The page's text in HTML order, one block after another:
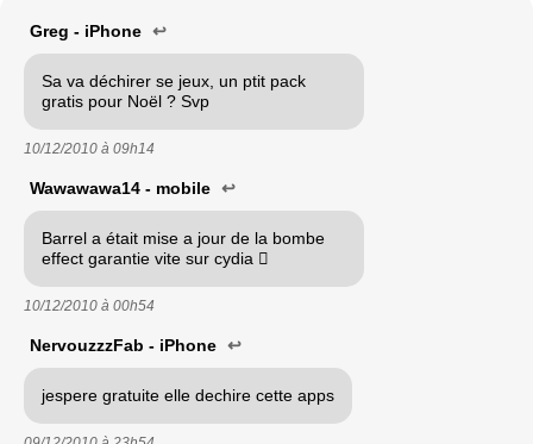
Greg - iPhone ↩
Sa va déchirer se jeux, un ptit pack
gratis pour Noël ? Svp
10/12/2010 à 09h14
Wawawawa14 - mobile ↩
Barrel a était mise a jour de la bombe
effect garantie vite sur cydia 
10/12/2010 à 00h54
NervouzzzFab - iPhone ↩
jespere gratuite elle dechire cette apps